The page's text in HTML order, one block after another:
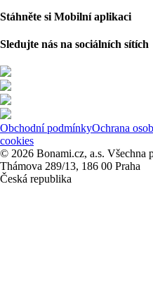
Stáhněte si Mobilní aplikaci
Sledujte nás na sociálních sítích
Obchodní podmínkyOchrana
cookies
© 2026 Bonami.cz, a.s. Všechna
Thámova 289/13, 186 00 Praha
Česká republika